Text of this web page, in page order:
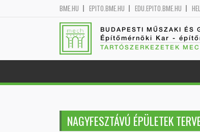
BME.HU EPITO.BME.HU EDU.EPITO.BME.HU
BUDAPESTI MŰSZAKI ÉS
Építőmérnöki Kar -
TARTÓSZERKEZETEK
NAGYFESZTÁVÚ ÉPÜLETEK